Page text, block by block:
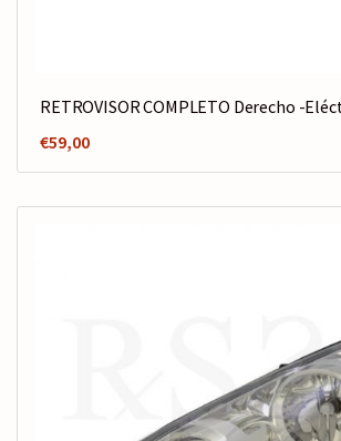
RETROVISOR COMPLETO Derecho -
€59,00